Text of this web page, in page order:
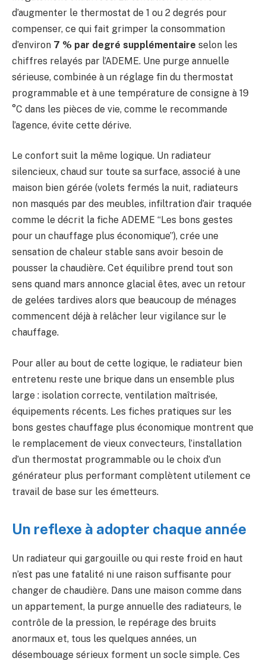
d’augmenter le thermostat de 1 ou 2 degrés pour
compenser, ce qui fait grimper la consommation
d’environ 7 % par degré supplémentaire selon les
chiffres relayés par l’ADEME. Une purge annuelle
sérieuse, combinée à un réglage fin du thermostat
programmable et à une température de consigne à 19
°C dans les pièces de vie, comme le recommande
l’agence, évite cette dérive.
Le confort suit la même logique. Un radiateur
silencieux, chaud sur toute sa surface, associé à une
maison bien gérée (volets fermés la nuit, radiateurs
non masqués par des meubles, infiltration d’air traquée
comme le décrit la fiche ADEME “Les bons gestes
pour un chauffage plus économique”), crée une
sensation de chaleur stable sans avoir besoin de
pousser la chaudière. Cet équilibre prend tout son
sens quand mars annonce glacial êtes, avec un retour
de gelées tardives alors que beaucoup de ménages
commencent déjà à relâcher leur vigilance sur le
chauffage.
Pour aller au bout de cette logique, le radiateur bien
entretenu reste une brique dans un ensemble plus
large : isolation correcte, ventilation maîtrisée,
équipements récents. Les fiches pratiques sur les
bons gestes chauffage plus économique montrent que
le remplacement de vieux convecteurs, l’installation
d’un thermostat programmable ou le choix d’un
générateur plus performant complètent utilement ce
travail de base sur les émetteurs.
Un reflexe à adopter chaque année
Un radiateur qui gargouille ou qui reste froid en haut
n’est pas une fatalité ni une raison suffisante pour
changer de chaudière. Dans une maison comme dans
un appartement, la purge annuelle des radiateurs, le
contrôle de la pression, le repérage des bruits
anormaux et, tous les quelques années, un
désembouage sérieux forment un socle simple. Ces